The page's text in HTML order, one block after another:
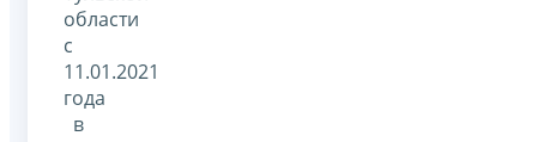
области
с
11.01.2021
года
в